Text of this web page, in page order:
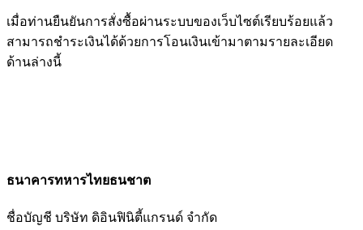
เมื่อท่านยืนยันการสั่งซื้อผ่านระบบของเว็บไซต์เรียบร้อยแล้ว
สามารถชำระเงินได้ด้วยการโอนเงินเข้ามาตามรายละเอียด
ด้านล่างนี้
ธนาคารทหารไทยธนชาต
ชื่อบัญชี บริษัท ดิอินฟินิตี้แกรนด์ จำกัด